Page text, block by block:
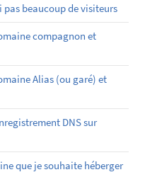
pas beaucoup de visiteurs
compagnon et
Alias (ou garé) et
DNS sur
que je souhaite héberger